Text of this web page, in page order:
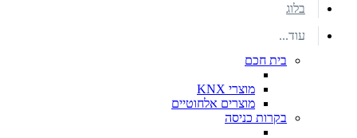
בלוג
עוד...
בית חכם
מוצרי KNX
מוצרים אלחוטיים
בקרות כניסה